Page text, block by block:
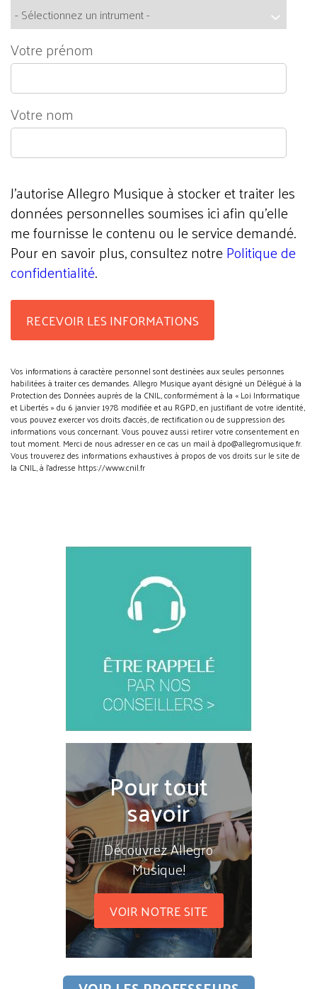
Votre prénom
Votre nom
J'autorise Allegro Musique à stocker et traiter les
données personnelles soumises ici afin qu’elle
me fournisse le contenu ou le service demandé.
Pour en savoir plus, consultez notrePolitique de
confidentialité.
Vos informations à caractère personnel sont destinées aux seules personnes
habilitées à traiter ces demandes. Allegro Musique ayant désigné un Délégué à la
Protection des Données auprès de la CNIL, conformément à la « Loi Informatique
et Libertés » du 6 janvier 1978 modifiée et au RGPD, en justifiant de votre identité,
vous pouvez exercer vos droits d’accès, de rectification ou de suppression des
informations vous concernant. Vous pouvez aussi retirer votre consentement en
tout moment. Merci de nous adresser en ce cas un mail à dpo@allegromusique.fr.
Vous trouverez des informations exhaustives à propos de vos droits sur le site de
la CNIL, à l'adresse https://www.cnil.fr
Pour tout
savoir
Découvrez Allegro
Musique!
VOIR NOTRE SITE